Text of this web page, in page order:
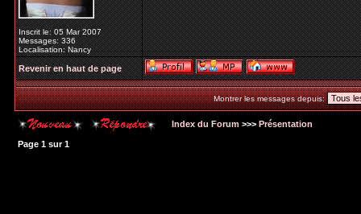
Inscrit le: 05 Mar 2007
Messages: 336
Localisation: Nancy
Revenir en haut de page
Montrer les messages depuis:
Index du Forum >>> Présentation
Page 1 sur1